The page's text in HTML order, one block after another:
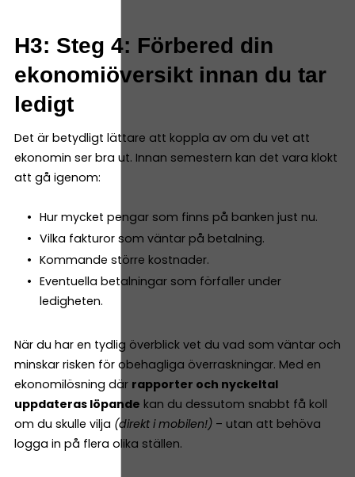
H3: Steg 4: Förbered din
ekonomiöversikt innan du tar
ledigt
Det är betydligt lättare att koppla av om du vet att
ekonomin ser bra ut. Innan semestern kan det vara klokt
att gå igenom:
Hur mycket pengar som finns på banken just nu.
Vilka fakturor som väntar på betalning.
Kommande större kostnader.
Eventuella betalningar som förfaller under
ledigheten.
När du har en tydlig överblick vet du vad som väntar och
minskar risken för obehagliga överraskningar. Med en
ekonomilösning där rapporter och nyckeltal
uppdateras löpande kan du dessutom snabbt få koll
om du skulle vilja (direkt i mobilen!) – utan att behöva
logga in på flera olika ställen.